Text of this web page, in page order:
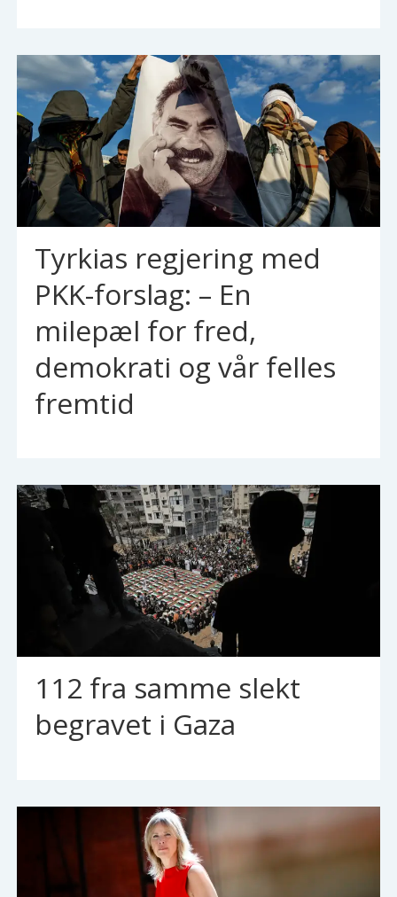
Tyrkias regjering med
PKK-forslag: – En
milepæl for fred,
demokrati og vår felles
fremtid
112 fra samme slekt
begravet i Gaza